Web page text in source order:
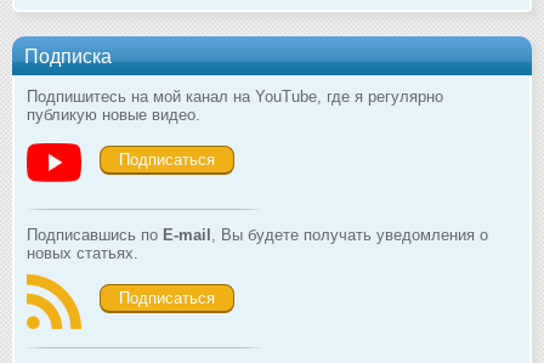
Подписка
Подпишитесь на мой канал на YouTube, где я регулярно
публикую новые видео.
Подписаться
Подписавшись по E-mail , Вы будете получать уведомления о
новых статьях.
Подписаться